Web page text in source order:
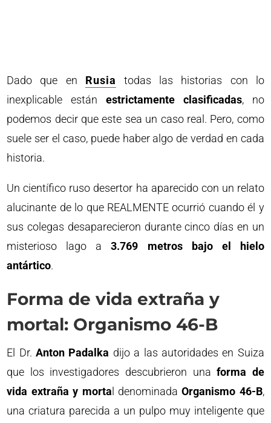
Dado que en Rusia todas las historias con lo
inexplicable están estrictamente clasificadas, no
podemos decir que este sea un caso real. Pero, como
suele ser el caso, puede haber algo de verdad en cada
historia.
Un científico ruso desertor ha aparecido con un relato
alucinante de lo que REALMENTE ocurrió cuando él y
sus colegas desaparecieron durante cinco días en un
misterioso lago a3.769 metros bajo el hielo
antártico.
Forma de vida extraña y
mortal: Organismo 46-B
El Dr.Anton Padalka dijo a las autoridades en Suiza
que los investigadores descubrieron unaforma de
vida extraña y morta l denominadaOrganismo 46-B,
una criatura parecida a un pulpo muy inteligente que